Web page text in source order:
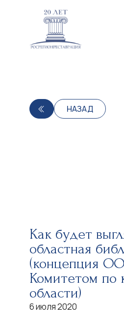
НАЗАД
Как будет
областная
(концепция
Комитетом по
области)
6 июля 2020